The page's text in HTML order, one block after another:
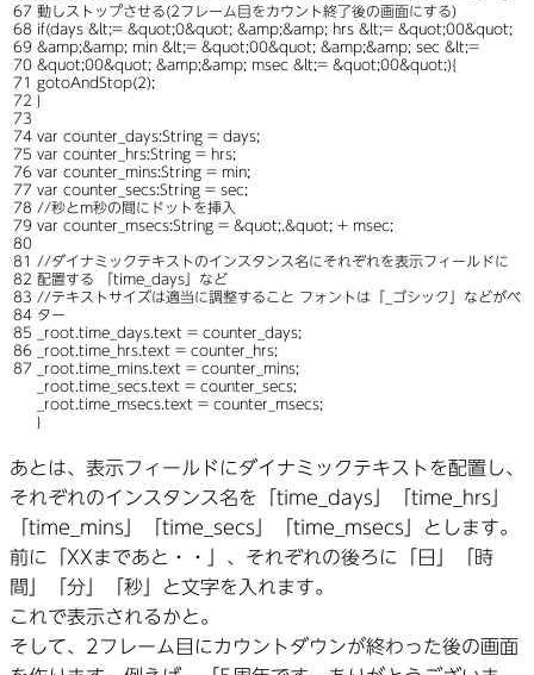
67
68
69
70
71
72
73
74
75
76
77
78
79
80
81
82
83
84
85
86
87
動しストップさせる(2フレーム目をカウント終了後の画面にする)
if(days &lt;= &quot;0&quot; &amp;&amp; hrs &lt;= &quot;00&quot;
&amp;&amp; min &lt;= &quot;00&quot; &amp;&amp; sec &lt;=
&quot;00&quot; &amp;&amp; msec &lt;= &quot;00&quot;){
gotoAndStop(2);
}
var counter_days:String = days;
var counter_hrs:String = hrs;
var counter_mins:String = min;
var counter_secs:String = sec;
//秒とm秒の間にドットを挿入
var counter_msecs:String = &quot; &quot; + msec;
//ダイナミックテキストのインスタンス名にそれぞれを表示フィールドに
配置する 「time_days」など
//テキストサイズは適当に調整すること フォントは「_ゴシック」などがベ
ター
_root time_days text = counter_days;
_root time_hrs text = counter_hrs;
_root time_mins text = counter_mins;
_root time_secs text = counter_secs;
_root time_msecs text = counter_msecs;
}
あとは、表示フィールドにダイナミックテキストを配置し、
それぞれのインスタンス名を「time_days」「time_hrs」
「time_mins」「time_secs」「time_msecs」とします。
前に「XXまであと・・」、それぞれの後ろに「日」「時
間」「分」「秒」と文字を入れます。
これで表示されるかと。
そして、2フレーム目にカウントダウンが終わった後の画面